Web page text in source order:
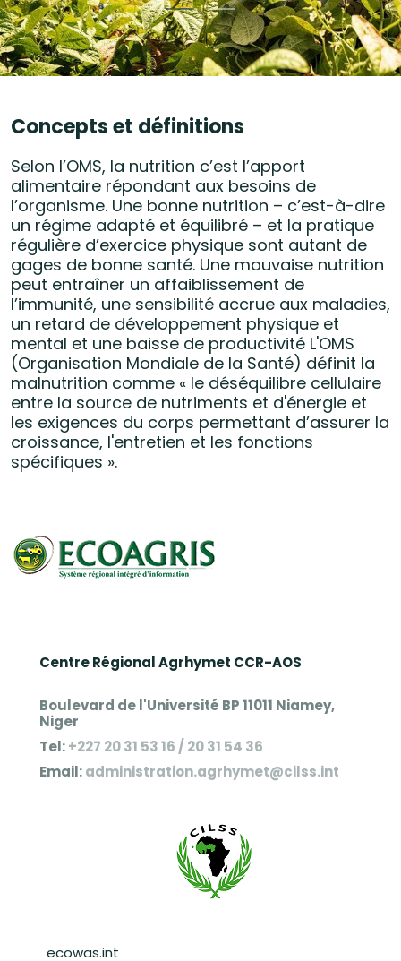
Concepts et définitions
Selon l’OMS, la nutrition c’est l’apport
alimentaire répondant aux besoins de
l’organisme. Une bonne nutrition – c’est-à-dire
un régime adapté et équilibré – et la pratique
régulière d’exercice physique sont autant de
gages de bonne santé. Une mauvaise nutrition
peut entraîner un affaiblissement de
l’immunité, une sensibilité accrue aux maladies,
un retard de développement physique et
mental et une baisse de productivité L'OMS
(Organisation Mondiale de la Santé) définit la
malnutrition comme « le déséquilibre cellulaire
entre la source de nutriments et d'énergie et
les exigences du corps permettant d’assurer la
croissance, l'entretien et les fonctions
spécifiques ».
Centre Régional Agrhymet CCR-AOS
Boulevard de l'Université BP 11011 Niamey,
Niger
Tel:+227 20 31 53 16 / 20 31 54 36
Email:administration.agrhymet@cilss.int
Pied de page
ecowas.int